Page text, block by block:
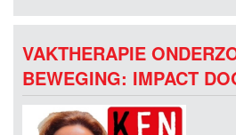
VAKTHERAPIE
BEWEGING: IMPACT